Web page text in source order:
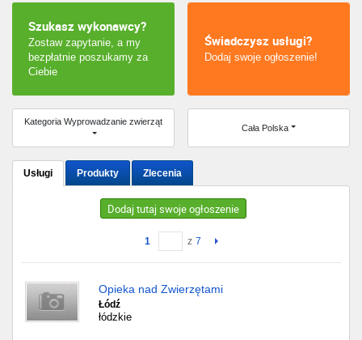
Szukasz wykonawcy?
Zostaw zapytanie, a my
bezpłatnie poszukamy za
Ciebie
Świadczysz usługi?
Dodaj swoje ogłoszenie!
Kategoria Wyprowadzanie zwierząt
Cała Polska
Usługi Produkty Zlecenia
Dodaj tutaj swoje ogłoszenie
1 z 7
Opieka nad Zwierzętami
Łódź
łódzkie
Wrocław
Kraków
Poznań
Katowice
Chorzów
Lublin